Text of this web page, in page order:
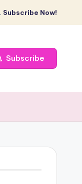
Subscribe Now!
Subscribe